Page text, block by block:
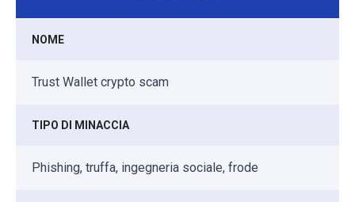
NOME
Trust Wallet crypto scam
TIPO DI MINACCIA
Phishing, truffa, ingegneria sociale, frode